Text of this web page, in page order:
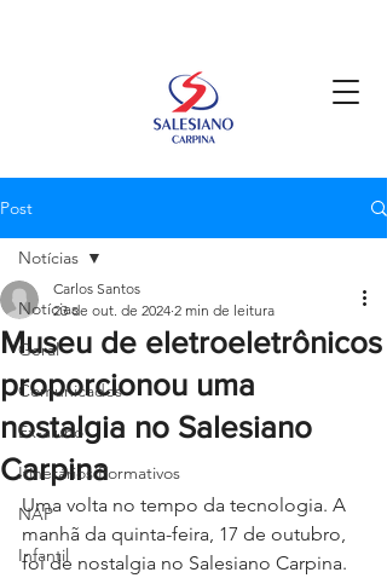
Post
Notícias
Geral
Comunicados
Ex-aluno
Itinerários Formativos
NAP
Infantil
Notícias
Museu de eletroeletrônicos
proporcionou uma
nostalgia no Salesiano
Carpina
Carlos Santos
23 de out. de 2024 2 min de leitura
Uma volta no tempo da tecnologia. A
manhã da quinta-feira, 17 de outubro,
foi de nostalgia no Salesiano Carpina.